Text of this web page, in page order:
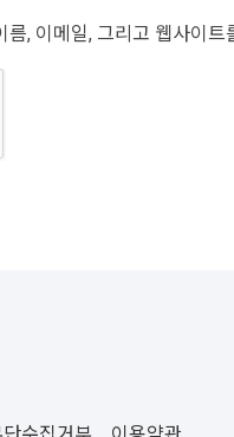
, 이메일, 그리고 웹사이트